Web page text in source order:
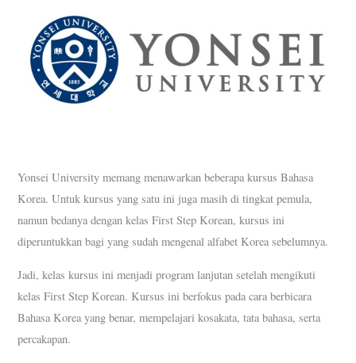
Yonsei University memang menawarkan beberapa kursus Bahasa
Korea. Untuk kursus yang satu ini juga masih di tingkat pemula,
namun bedanya dengan kelas First Step Korean, kursus ini
diperuntukkan bagi yang sudah mengenal alfabet Korea sebelumnya.
Jadi, kelas kursus ini menjadi program lanjutan setelah mengikuti
kelas First Step Korean. Kursus ini berfokus pada cara berbicara
Bahasa Korea yang benar, mempelajari kosakata, tata bahasa, serta
percakapan.